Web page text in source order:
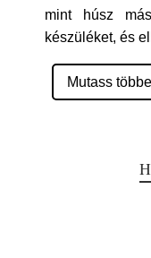
mint húsz
készüléket, és
Mutass